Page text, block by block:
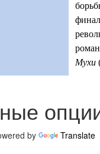
Мухи
by Translate